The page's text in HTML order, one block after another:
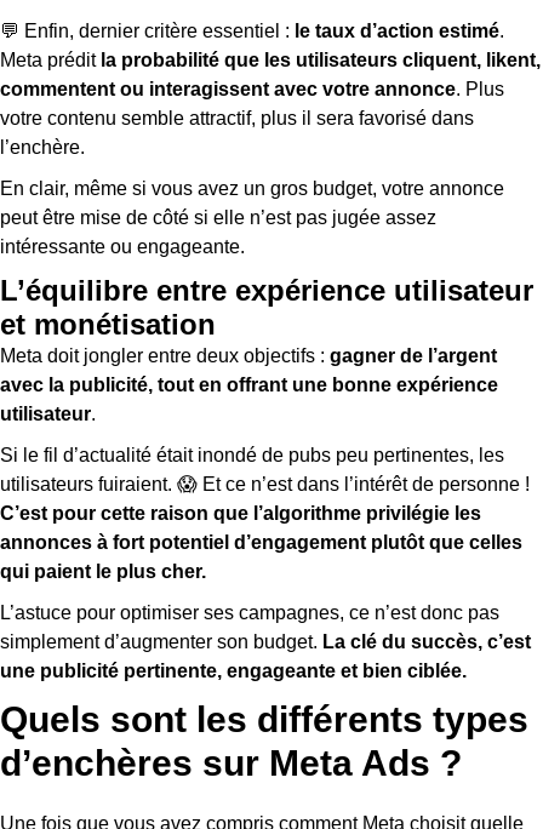
💬 Enfin, dernier critère essentiel : le taux d’action estimé.
Meta préditla probabilité que les utilisateurs cliquent, likent,
commentent ou interagissent avec votre annonce. Plus
votre contenu semble attractif, plus il sera favorisé dans
l’enchère.
En clair, même si vous avez un gros budget, votre annonce
peut être mise de côté si elle n’est pas jugée assez
intéressante ou engageante.
L’équilibre entre expérience utilisateur
et monétisation
Meta doit jongler entre deux objectifs : gagner de l’argent
avec la publicité, tout en offrant une bonne expérience
utilisateur.
Si le fil d’actualité était inondé de pubs peu pertinentes, les
utilisateurs fuiraient. 😱 Et ce n’est dans l’intérêt de personne !
C’est pour cette raison que l’algorithme privilégie les
annonces à fort potentiel d’engagement plutôt que celles
qui paient le plus cher.
L’astuce pour optimiser ses campagnes, ce n’est donc pas
simplement d’augmenter son budget. La clé du succès, c’est
une publicité pertinente, engageante et bien ciblée.
Quels sont les différents types
d’enchères sur Meta Ads ?
Une fois que vous avez compris comment Meta choisit quelle